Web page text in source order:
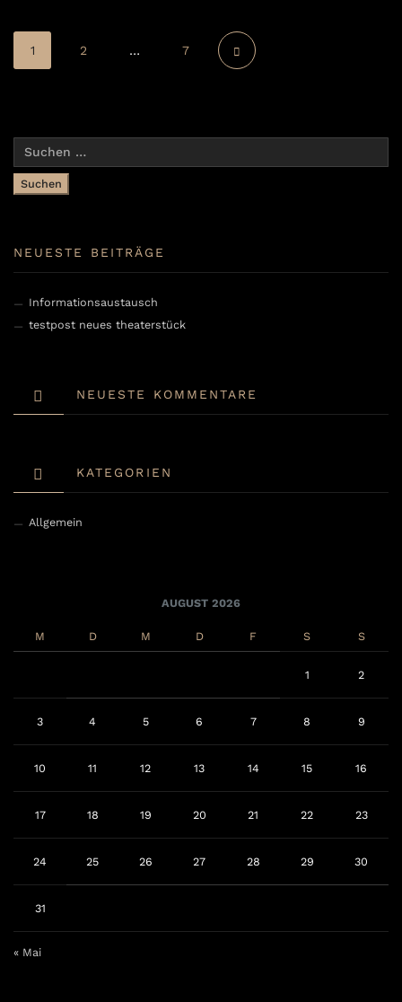
1 2 … 7
nach:
NEUESTE BEITRÄGE
Informationsaustausch
testpost neues theaterstück
NEUESTE KOMMENTARE
KATEGORIEN
Allgemein
AUGUST 2026
M D M D F S S
1 2
3 4 5 6 7 8 9
10 11 12 13 14 15 16
17 18 19 20 21 22 23
24 25 26 27 28 29 30
31
« Mai